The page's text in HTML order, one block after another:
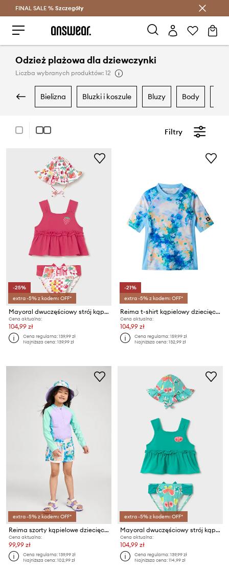
Oszczędzaj z Answear Club >
FINAL SALE % Szczegóły
Odzież plażowa dla dziewczynki
Liczba wybranych produktów: 12
bielizna bluzki i koszule bluzy body
Filtry
-25%
extra -5% z kodem: OFF*
Mayoral dwuczęściowy strój kąpielowy dziecięcy
Cena aktualna:
104,99 zł
Cena regularna:139,99 zł
Najniższa cena:139,99 zł
-21%
extra -5% z kodem: OFF*
Reima t-shirt kąpielowy dziecięcy Joonia UV 50+
Cena aktualna:
104,99 zł
Cena regularna:159,99 zł
Najniższa cena:132,99 zł
extra -5% z kodem: OFF*
Reima szorty kąpielowe dziecięce Nauru UV 50+
Cena aktualna:
99,99 zł
Cena regularna:139,99 zł
Najniższa cena:102,99 zł
extra -5% z kodem: OFF*
Mayoral dwuczęściowy strój kąpielowy dziecięcy
Cena aktualna:
104,99 zł
Cena regularna:139,99 zł
Najniższa cena:114,99 zł